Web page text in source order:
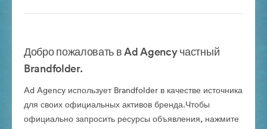
Добро пожаловать в Ad Agency частный
Brandfolder.
Ad Agency использует Brandfolder в качестве источника
для своих официальных активов бренда.Чтобы
официально запросить ресурсы объявления, нажмите